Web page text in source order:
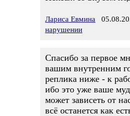
Лариса Евмина
нарушении
Спасибо за первое
вашим внутренним
реплика ниже - к
ибо это уже ваше
может зависеть от
всё останется как